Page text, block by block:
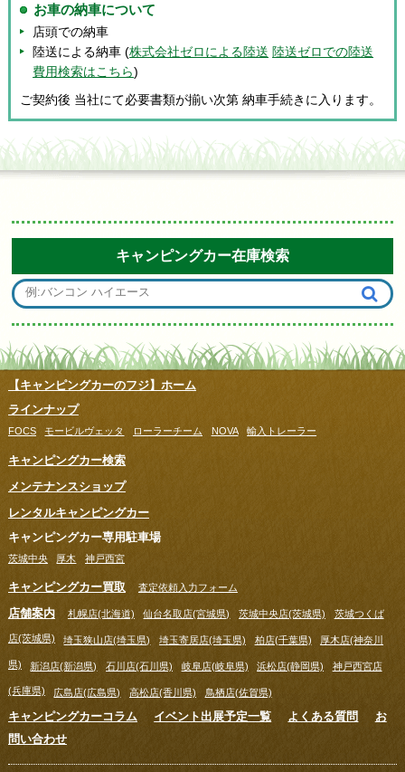
お車の納車について
店頭での納車
陸送による納車 (株式会社ゼロによる陸送 陸送ゼロでの陸送
費用検索はこちら)
ご契約後 当社にて必要書類が揃い次第 納車手続きに入ります。
キャンピングカー在庫検索
【キャンピングカーのフジ】ホーム
ラインナップ
FOCS モービルヴェッタ ローラーチーム NOVA 輸入トレーラー
キャンピングカー検索
メンテナンスショップ
レンタルキャンピングカー
キャンピングカー専用駐車場
茨城中央 厚木 神戸西宮
キャンピングカー買取 査定依頼入力フォーム
店舗案内 札幌店(北海道) 仙台名取店(宮城県) 茨城中央店(茨城県) 茨城つくば
店(茨城県) 埼玉狭山店(埼玉県) 埼玉寄居店(埼玉県) 柏店(千葉県) 厚木店(神奈川
県) 新潟店(新潟県) 石川店(石川県) 岐阜店(岐阜県) 浜松店(静岡県) 神戸西宮店
(兵庫県) 広島店(広島県) 高松店(香川県) 鳥栖店(佐賀県)
キャンピングカーコラム イベント出展予定一覧 よくある質問
お
問い合わせ